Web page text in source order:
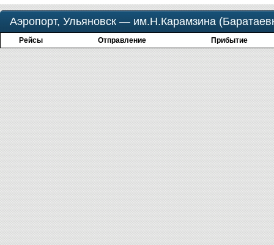
Аэропорт, Ульяновск — им.Н.Карамзина
Рейсы Отправление Прибытие